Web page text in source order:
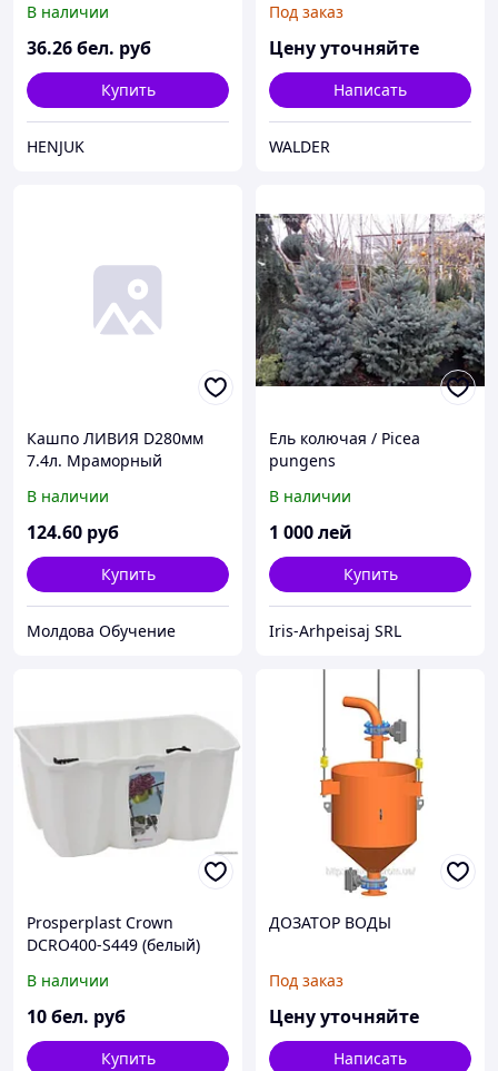
В наличии
36.26бел. руб
Купить
HENJUK
Под заказ
Цену уточняйте
Написать
WALDER
Кашпо ЛИВИЯ D280мм
7.4л. Мраморный
В наличии
124.60 руб
Купить
Молдова Обучение
Ель колючая / Picea
pungens
В наличии
1 000лей
Купить
Iris-Arhpeisaj SRL
Prosperplast Crown
DCRO400-S449 (белый)
В наличии
10бел. руб
Купить
ДОЗАТОР ВОДЫ
Под заказ
Цену уточняйте
Написать